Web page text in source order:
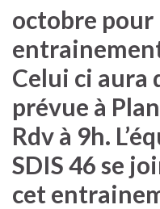
octobre pour
Celui ci aura
prévue à
Rdv à 9h.
SDIS 46 se
cet